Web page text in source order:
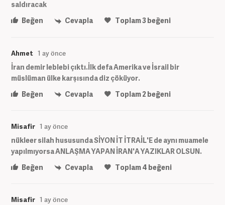
saldıracak
Beğen
Cevapla Toplam3beğeni
Ahmet 1 ay önce
İran demir leblebi çıktı.İlk defa Amerika ve İsrail bir
müslüman ülke karşısında diz çöküyor.
Beğen
Cevapla Toplam2 beğeni
Misafir 1 ay önce
nükleer silah hususunda SİYON İT İTRAİL'E de aynı muamele
yapılmıyorsa ANLAŞMA YAPAN İRAN'A YAZIKLAR OLSUN.
Beğen
Cevapla Toplam4 beğeni
Misafir 1 ay önce